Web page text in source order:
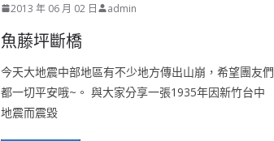
2013 年 06 月 02 日 admin
魚藤坪斷橋
今天大地震中部地區有不少地方傳出山崩，希望團友們
都一切平安哦~。 與大家分享一張1935年因新竹台中
地震而震毀